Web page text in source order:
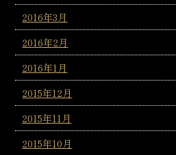
2016年3月
2016年2月
2016年1月
2015年12月
2015年11月
2015年10月